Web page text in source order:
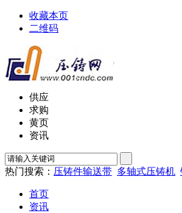
收藏本页
二维码
供应
求购
黄页
资讯
热门搜索： 压铸件输送带 多轴式压铸机
首页
资讯